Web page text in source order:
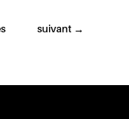
suivant →